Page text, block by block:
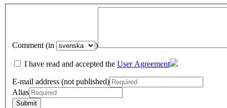
Comment (in )
I have read and accepted the User Agreement
E-mail address (not published)
Alias